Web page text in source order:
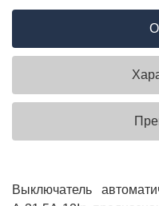
Выключатель